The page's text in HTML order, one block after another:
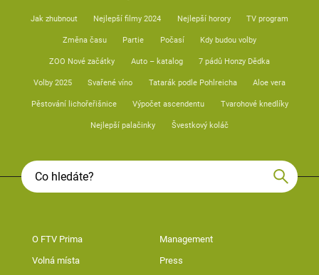
Jak zhubnout Nejlepší filmy 2024 Nejlepší horory TV program
Změna času Partie Počasí Kdy budou volby
ZOO Nové začátky Auto – katalog 7 pádů Honzy Dědka
Volby 2025 Svařené víno Tatarák podle Pohlreicha Aloe vera
Pěstování lichořeřišnice Výpočet ascendentu Tvarohové knedlíky
Nejlepší palačinky Švestkový koláč
O FTV Prima Management
Volná místa Press